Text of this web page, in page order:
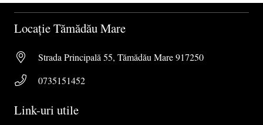
Locație Tămădău Mare
Strada Principală 55, Tămădău Mare 917250
0735151452
Link-uri utile